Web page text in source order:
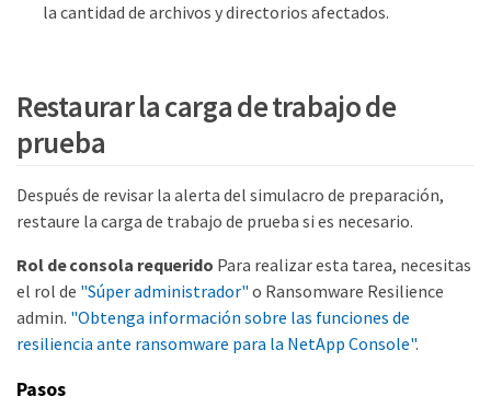
la cantidad de archivos y directorios afectados.
Restaurar la carga de trabajo de
prueba
Después de revisar la alerta del simulacro de preparación,
restaure la carga de trabajo de prueba si es necesario.
Rol de consola requerido Para realizar esta tarea, necesitas
el rol de "Súper administrador" o Ransomware Resilience
admin. "Obtenga información sobre las funciones de
resiliencia ante ransomware para la NetApp Console".
Pasos